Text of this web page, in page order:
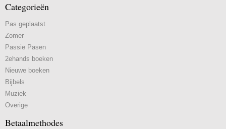
Categorieën
Pas geplaatst
Zomer
Passie Pasen
2ehands boeken
Nieuwe boeken
Bijbels
Muziek
Overige
Betaalmethodes